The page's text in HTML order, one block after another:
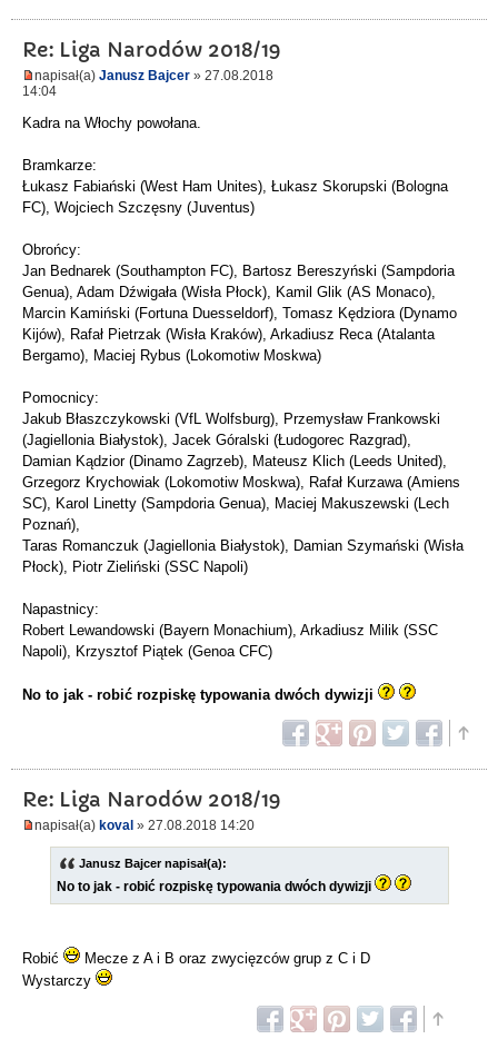
Re: Liga Narodów 2018/19
napisał(a) Janusz Bajcer » 27.08.2018
14:04
Kadra na Włochy powołana.
Bramkarze:
Łukasz Fabiański (West Ham Unites), Łukasz Skorupski (Bologna
FC), Wojciech Szczęsny (Juventus)
Obrońcy:
Jan Bednarek (Southampton FC), Bartosz Bereszyński (Sampdoria
Genua), Adam Dźwigała (Wisła Płock), Kamil Glik (AS Monaco),
Marcin Kamiński (Fortuna Duesseldorf), Tomasz Kędziora (Dynamo
Kijów), Rafał Pietrzak (Wisła Kraków), Arkadiusz Reca (Atalanta
Bergamo), Maciej Rybus (Lokomotiw Moskwa)
Pomocnicy:
Jakub Błaszczykowski (VfL Wolfsburg), Przemysław Frankowski
(Jagiellonia Białystok), Jacek Góralski (Łudogorec Razgrad),
Damian Kądzior (Dinamo Zagrzeb), Mateusz Klich (Leeds United),
Grzegorz Krychowiak (Lokomotiw Moskwa), Rafał Kurzawa (Amiens
SC), Karol Linetty (Sampdoria Genua), Maciej Makuszewski (Lech
Poznań),
Taras Romanczuk (Jagiellonia Białystok), Damian Szymański (Wisła
Płock), Piotr Zieliński (SSC Napoli)
Napastnicy:
Robert Lewandowski (Bayern Monachium), Arkadiusz Milik (SSC
Napoli), Krzysztof Piątek (Genoa CFC)
No to jak - robić rozpiskę typowania dwóch dywizji
Re: Liga Narodów 2018/19
napisał(a) koval » 27.08.2018 14:20
Janusz Bajcer napisał(a):
No to jak - robić rozpiskę typowania dwóch dywizji
Robić
Mecze z A i B oraz zwycięzców grup z C i D
Wystarczy